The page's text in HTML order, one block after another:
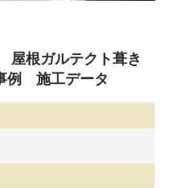
根ガルテクト葺き
例 施工データ